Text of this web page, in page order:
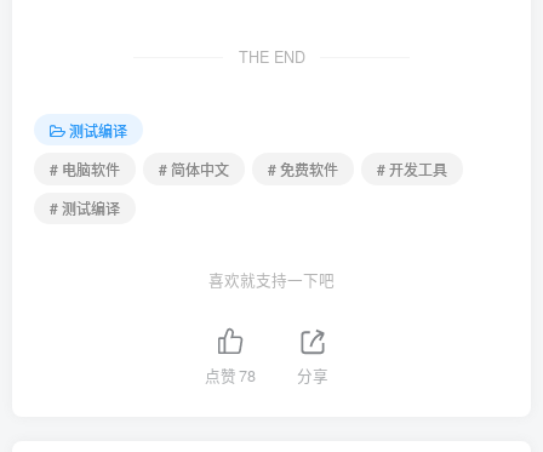
THE END
测试编译
# 电脑软件
# 简体中文 # 免费软件
# 开发工具
# 测试编译
喜欢就支持一下吧
点赞78 分享